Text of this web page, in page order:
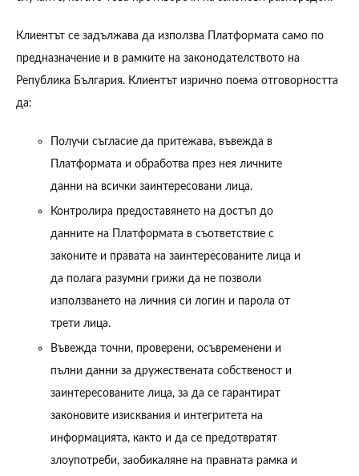
Клиентът се задължава да използва Платформата само по
предназначение и в рамките на законодателството на
Република България. Клиентът изрично поема отговорността
да:
Получи съгласие да притежава, въвежда в
Платформата и обработва през нея личните
данни на всички заинтересовани лица.
Контролира предоставянето на достъп до
данните на Платформата в съответствие с
законите и правата на заинтересованите лица и
да полага разумни грижи да не позволи
използването на личния си логин и парола от
трети лица.
Въвежда точни, проверени, осъвременени и
пълни данни за дружествената собственост и
заинтересованите лица, за да се гарантират
законовите изисквания и интегритета на
информацията, както и да се предотвратят
злоупотреби, заобикаляне на правната рамка и